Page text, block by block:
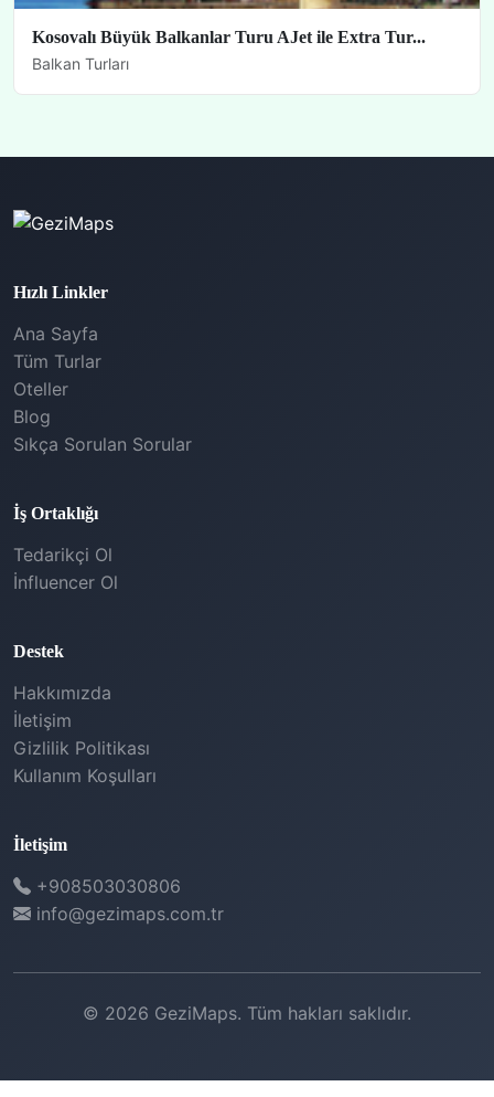
Kosovalı Büyük Balkanlar Turu AJet ile Extra Tur...
Balkan Turları
Hızlı Linkler
Ana Sayfa
Tüm Turlar
Oteller
Blog
Sıkça Sorulan Sorular
İş Ortaklığı
Tedarikçi Ol
İnfluencer Ol
Destek
Hakkımızda
İletişim
Gizlilik Politikası
Kullanım Koşulları
İletişim
+908503030806
info@gezimaps.com.tr
© 2026 GeziMaps. Tüm hakları saklıdır.